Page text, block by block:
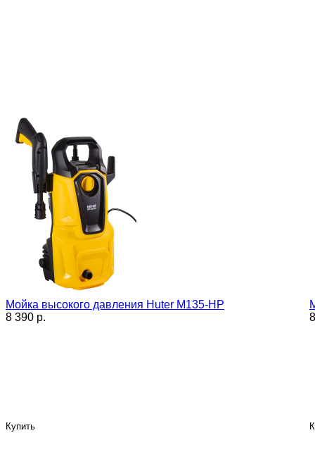
Мойка высокого давления Huter M135-HP
8 390 p.
Купить